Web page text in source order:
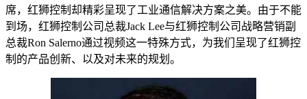
席，红狮控制却精彩呈现了工业通信解决方案之美。由于不能
到场，红狮控制公司总裁Jack Lee与红狮控制公司战略营销副
总裁Ron Salerno通过视频这一特殊方式，为我们呈现了红狮控
制的产品创新、以及对未来的规划。